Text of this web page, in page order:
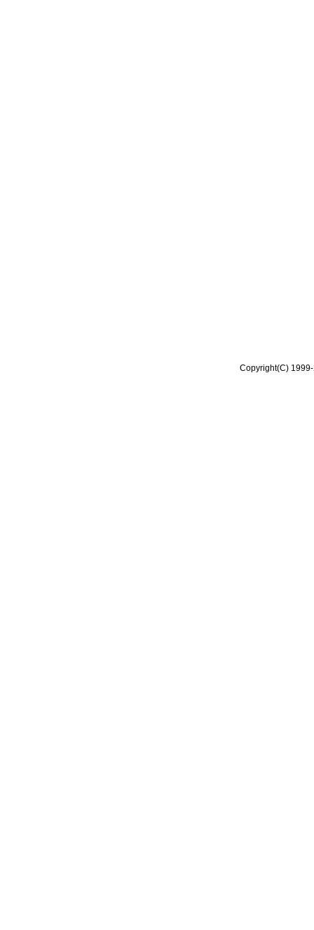
Copyright(C)